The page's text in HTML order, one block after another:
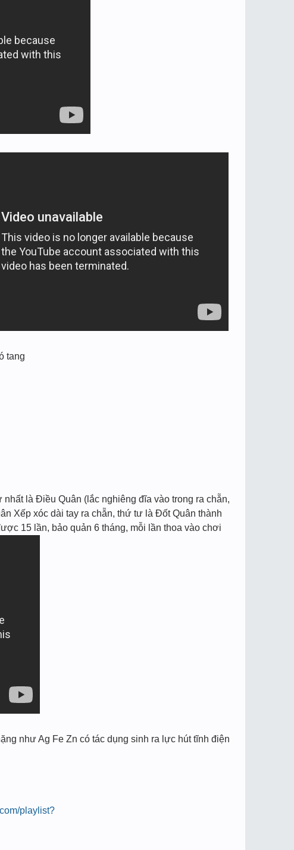
tang
là Điều Quân (lắc nghiêng đĩa vào trong ra chẵn,
Xếp xóc dài tay ra chẵn, thứ tư là Đốt Quân thành
15 lần, bảo quản 6 tháng, mỗi lần thoa vào chơi
như Ag Fe Zn có tác dụng sinh ra lực hút tĩnh điện
playlist?